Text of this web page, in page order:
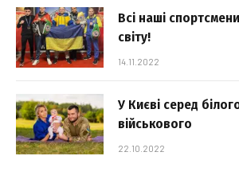
Всі наші
світу!
14.11.2022
У Києві серед
військового
22.10.2022